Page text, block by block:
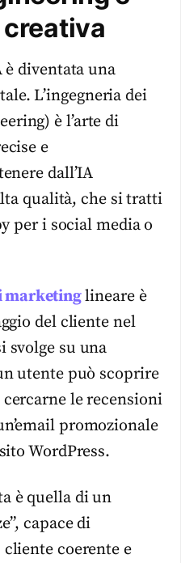
è diventata una
L’ingegneria dei
è l’arte di
e
dall’IA
qualità, che si tratti
per i social media o
marketinglineare è
del cliente nel
svolge su una
utente può scoprire
le recensioni
promozionale
WordPress.
è quella di un
capace di
coerente e